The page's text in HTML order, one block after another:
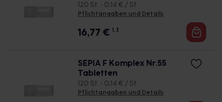
120 St. • 0,14 € / St.
Pflichtangaben und Details
16,77 € 1, 3
SEPIA F Komplex Nr.55
Tabletten
120 St. • 0,14 € / St.
Pflichtangaben und Details